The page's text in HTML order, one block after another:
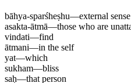
bāhya-sparśheṣhu—external
asakta-ātmā—those who are
vindati—find
ātmani—in the self
yat—which
sukham—bliss
saḥ—that person